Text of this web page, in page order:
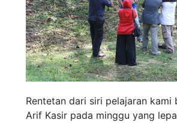
Rentetan dari siri pelajaran kami
Arif Kasir pada minggu yang